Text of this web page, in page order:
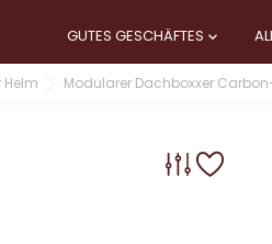
GUTES GESCHÄFTES 
Modularer Dachboxxer